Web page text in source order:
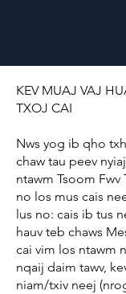
KEV MUAJ VAJ
TXOJ CAI
Nws yog ib qho
chaw tau peev
ntawm Tsoom Fwv
no los mus cais
lus no: cais ib tus
hauv teb chaws
cai vim los ntawm
nqaij daim tawv,
niam/txiv neej